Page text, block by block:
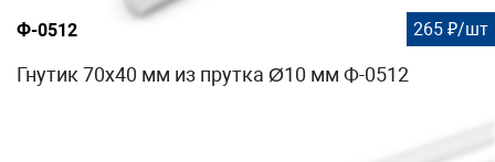
Ф-0512 265 ₽/шт
Гнутик 70х40 мм из прутка Ø10 мм Ф-0512